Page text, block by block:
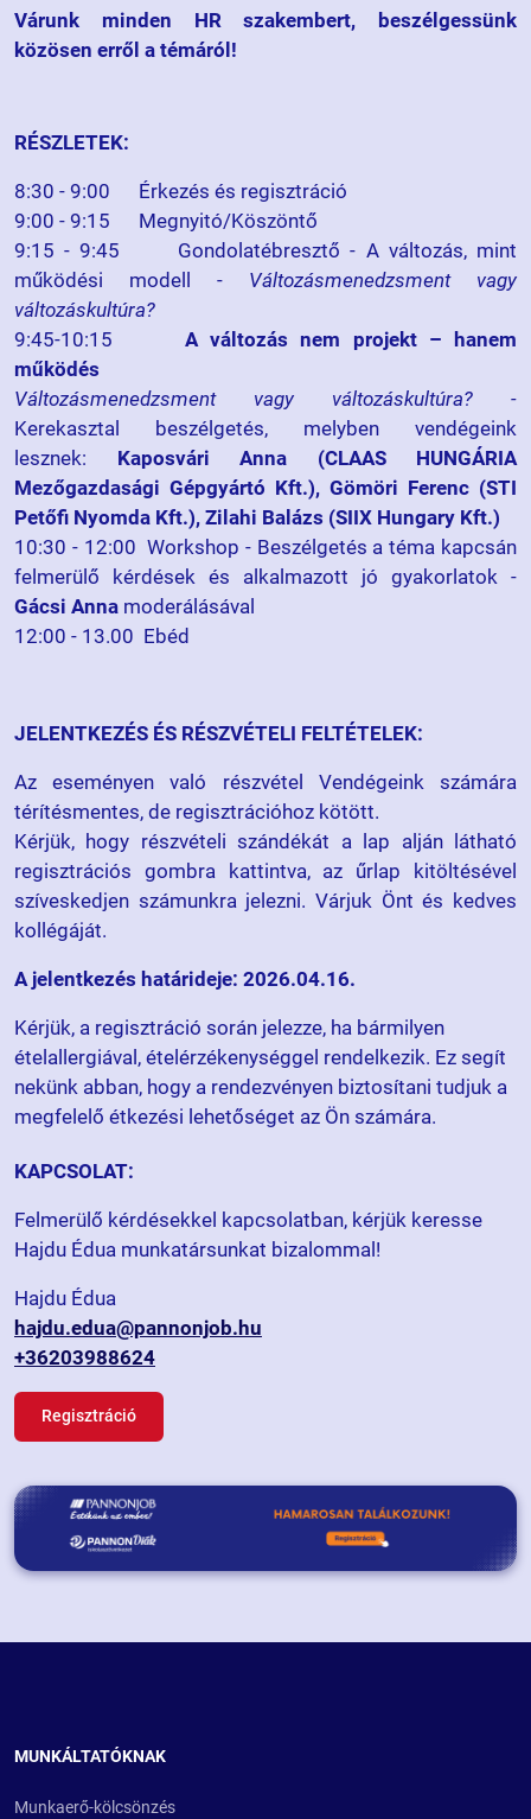
Várunk minden HR szakembert, beszélgessünk
közösen erről a témáról!
RÉSZLETEK:
8:30 - 9:00 Érkezés és regisztráció
9:00 - 9:15 Megnyitó/Köszöntő
9:15 - 9:45 Gondolatébresztő - A változás, mint
működési modell - Változásmenedzsment vagy
változáskultúra?
9:45-10:15A változás nem projekt – hanem
működés
Változásmenedzsment vagy változáskultúra? -
Kerekasztal beszélgetés, melyben vendégeink
lesznek: Kaposvári Anna (CLAAS HUNGÁRIA
Mezőgazdasági Gépgyártó Kft.), Gömöri Ferenc (STI
Petőfi Nyomda Kft.), Zilahi Balázs (SIIX Hungary Kft.)
10:30 - 12:00 Workshop - Beszélgetés a téma kapcsán
felmerülő kérdések és alkalmazott jó gyakorlatok -
Gácsi Anna moderálásával
12:00 - 13.00 Ebéd
JELENTKEZÉS ÉS RÉSZVÉTELI FELTÉTELEK:
Az eseményen való részvétel Vendégeink számára
térítésmentes, de regisztrációhoz kötött.
Kérjük, hogy részvételi szándékát a lap alján látható
regisztrációs gombra kattintva, az űrlap kitöltésével
szíveskedjen számunkra jelezni. Várjuk Önt és kedves
kollégáját.
A jelentkezés határideje: 2026.04.16.
Kérjük, a regisztráció során jelezze, ha bármilyen
ételallergiával, ételérzékenységgel rendelkezik. Ez segít
nekünk abban, hogy a rendezvényen biztosítani tudjuk a
megfelelő étkezési lehetőséget az Ön számára.
KAPCSOLAT:
Felmerülő kérdésekkel kapcsolatban, kérjük keresse
Hajdu Édua munkatársunkat bizalommal!
Hajdu Édua
hajdu.edua@pannonjob.hu
+36203988624
Regisztráció
MUNKÁLTATÓKNAK
Munkaerő-kölcsönzés